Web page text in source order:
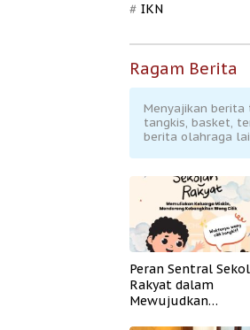
IKN
Ragam Berita
Menyajikan
tangkis, basket,
berita olahraga
Peran Sentral
Rakyat dalam
Mewujudkan